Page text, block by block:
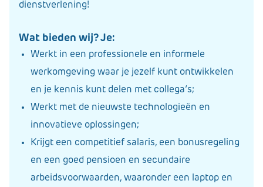
dienstverlening!
Wat bieden wij? Je:
Werkt in een professionele en informele
werkomgeving waar je jezelf kunt ontwikkelen
en je kennis kunt delen met collega’s;
Werkt met de nieuwste technologieën en
innovatieve oplossingen;
Krijgt een competitief salaris, een bonusregeling
en een goed pensioen en secundaire
arbeidsvoorwaarden, waaronder een laptop en